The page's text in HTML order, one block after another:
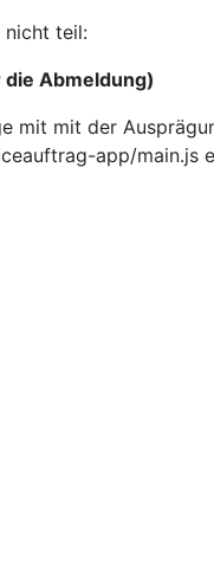
nicht teil:
Abmeldung)
mit mit der
app/main.js